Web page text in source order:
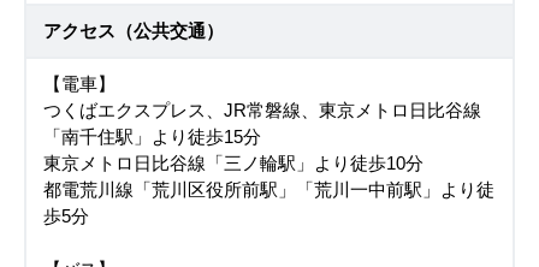
アクセス（公共交通）
【電車】
つくばエクスプレス、JR常磐線、東京メトロ日比谷線
「南千住駅」より徒歩15分
東京メトロ日比谷線「三ノ輪駅」より徒歩10分
都電荒川線「荒川区役所前駅」「荒川一中前駅」より徒
歩5分